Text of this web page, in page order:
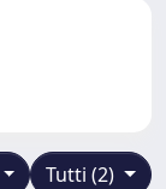
Tutti (2)